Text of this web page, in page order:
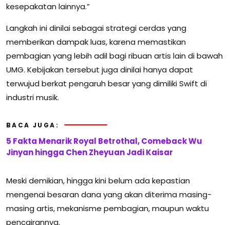
kesepakatan lainnya.”
Langkah ini dinilai sebagai strategi cerdas yang
memberikan dampak luas, karena memastikan
pembagian yang lebih adil bagi ribuan artis lain di bawah
UMG. Kebijakan tersebut juga dinilai hanya dapat
terwujud berkat pengaruh besar yang dimiliki Swift di
industri musik.
BACA JUGA:
5 Fakta Menarik Royal Betrothal, Comeback Wu
Jinyan hingga Chen Zheyuan Jadi Kaisar
Meski demikian, hingga kini belum ada kepastian
mengenai besaran dana yang akan diterima masing-
masing artis, mekanisme pembagian, maupun waktu
pencairannya.